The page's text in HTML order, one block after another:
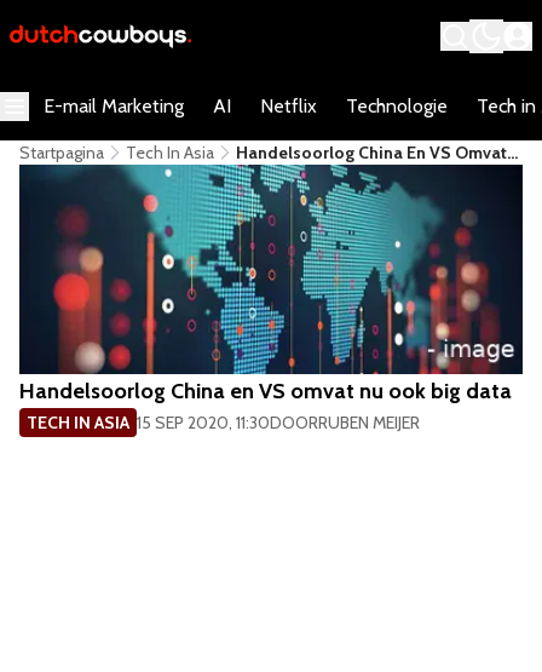
E-mail Marketing AI Netflix Technologie Tech in
Startpagina Tech In Asia
Handelsoorlog China En VS Omvat
Nu Ook Big Data
Handelsoorlog China en VS omvat nu ook big data
TECH IN ASIA 15 SEP 2020, 11:30DOORRUBEN MEIJER